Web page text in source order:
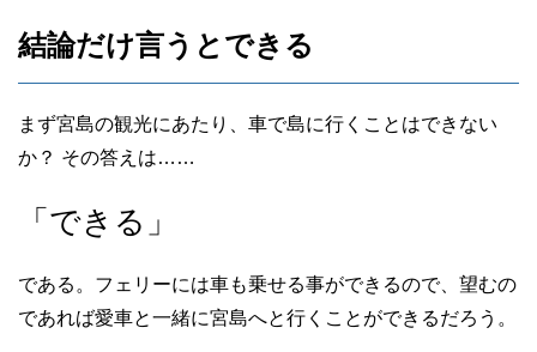
結論だけ言うとできる
まず宮島の観光にあたり、車で島に行くことはできない
か？ その答えは……
「できる」
である。フェリーには車も乗せる事ができるので、望むの
であれば愛車と一緒に宮島へと行くことができるだろう。